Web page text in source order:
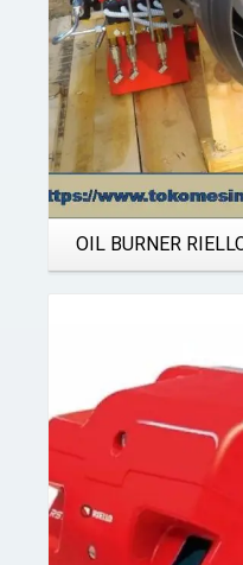
OIL BURNER